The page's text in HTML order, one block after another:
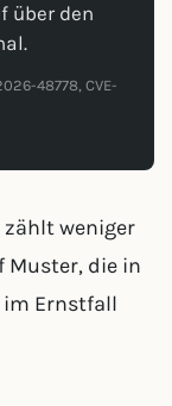
über den
48778, CVE-
zählt weniger
Muster, die in
Ernstfall